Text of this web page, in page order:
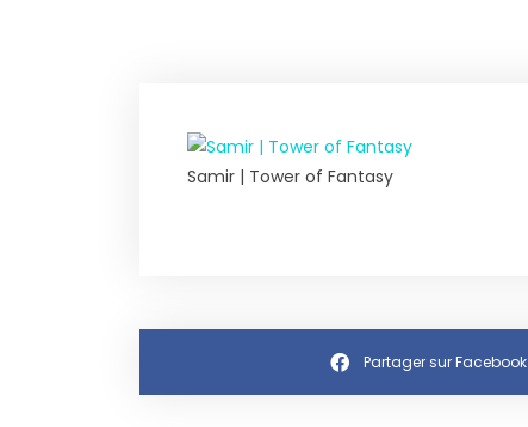
Samir | Tower of Fantasy
Partager sur Facebook